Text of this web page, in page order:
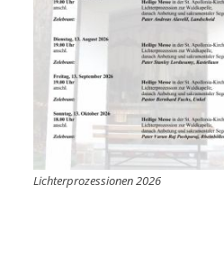
Lichterprozessionen 2026